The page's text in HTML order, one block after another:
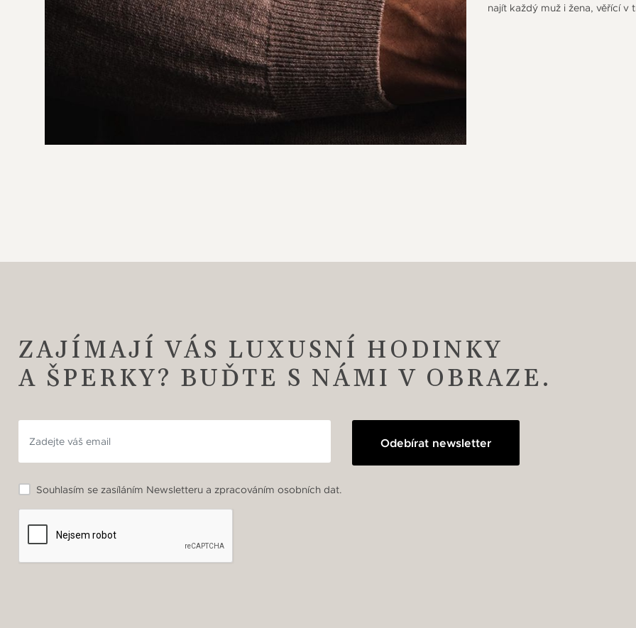
najít každý muž i žena, věřící v
ZAJÍMAJÍ VÁS LUXUSNÍ HODINKY
A ŠPERKY? BUĎTE S NÁMI V OBRAZE.
Odebírat newsletter
Souhlasím se zasíláním Newsletteru a zpracováním osobních dat.